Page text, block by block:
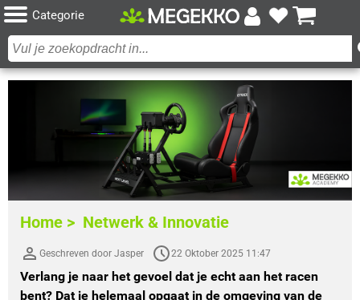
Categorie
Home > Netwerk & Innovatie
Geschreven door Jasper 22 Oktober 2025 11:47
Verlang je naar het gevoel dat je echt aan het racen
bent? Dat je helemaal opgaat in de omgeving van de